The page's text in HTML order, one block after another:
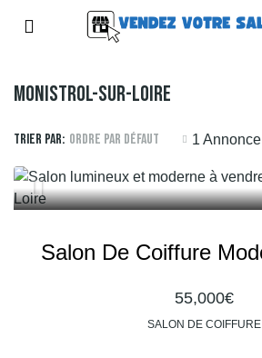
Monistrol-Sur-Loire
1 Annonce
Trier par: Ordre par défaut
55,000€
SALON DE COIFFURE